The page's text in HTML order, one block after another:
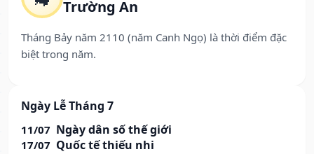
Trường An
Tháng Bảy năm 2110 (năm Canh Ngọ) là thời điểm đặc
biệt trong năm.
Ngày Lễ Tháng 7
11/07 Ngày dân số thế giới
17/07 Quốc tế thiếu nhi